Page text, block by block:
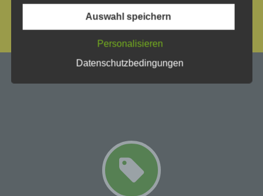
sich auf eine identifizierte oder identifizierbare
beziehen. Als identifizierbar wird eine natürliche Person
mittels Zuordnung zu einer Kennung wie einem
dieser natürlichen Person sind, identifiziert werden
b) betroffene Person
Auswahl speichern
Personalisieren
Datenschutzbedingungen